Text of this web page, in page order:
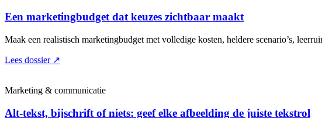
Een marketingbudget dat keuzes zichtbaar maakt
Maak een realistisch marketingbudget met volledige kosten, heldere scenario’s,
Lees dossier ↗
Marketing & communicatie
Alt-tekst, bijschrift of niets: geef elke afbeelding de juiste tekstrol